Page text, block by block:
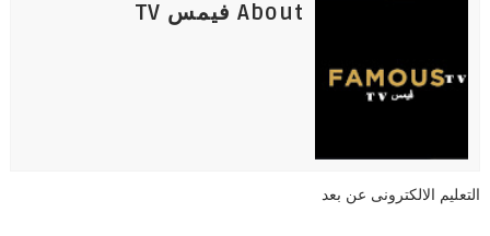
About فيمس TV
التعليم الالكترونى عن بعد